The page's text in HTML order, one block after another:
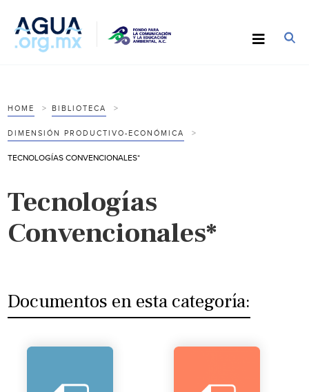
HOME BIBLIOTECA
DIMENSIÓN PRODUCTIVO-ECONÓMICA
TECNOLOGÍAS CONVENCIONALES*
Tecnologías
Convencionales*
Documentos en esta categoría: